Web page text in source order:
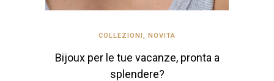
COLLEZIONI, NOVITÀ
Bijoux per le tue vacanze, pronta a
splendere?